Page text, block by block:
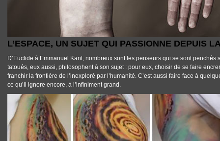
L’ESPACE, UN SUJET QUI PASSIONNE DEPUIS
D’Euclide à Emmanuel Kant, nombreux sont les penseurs qui se sont penchés
tatoués, eux aussi, philosophent à son sujet : pour eux, choisir de se faire encrer
franchir la frontière de l’inexploré par l’humanité. C’est aussi faire face à
ce qu’il ignore encore, à l’infiniment grand.
TATTOOS_TATOUAGE_ESPACE_07.JPG